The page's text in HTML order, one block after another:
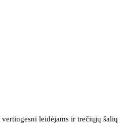
leidėjams ir trečiųjų šalių